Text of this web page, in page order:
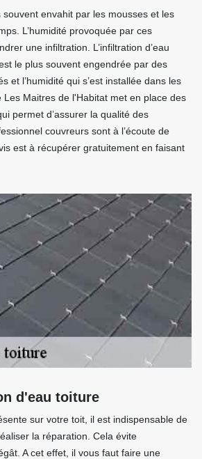
souvent envahit par les mousses et les
L’humidité provoquée par ces
une infiltration. L’infiltration d’eau
le plus souvent engendrée par des
et l’humidité qui s’est installée dans les
Les Maitres de l'Habitat met en place des
permet d’assurer la qualité des
couvreurs sont à l’écoute de
est à récupérer gratuitement en faisant
d'eau toiture
sur votre toit, il est indispensable de
la réparation. Cela évite
A cet effet, il vous faut faire une